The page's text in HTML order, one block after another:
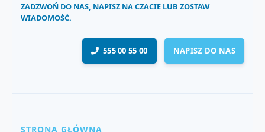
ZADZWOŃ DO NAS, NAPISZ NA CZACIE LUB ZOSTAW
WIADOMOŚĆ.
555 00 55 00 NAPISZ DO NAS
STRONA GŁÓWNA